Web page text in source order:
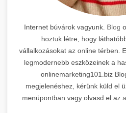
Internet búvárok vagyunk. Blog
hoztuk létre, hogy
vállalkozásokat az online térben.
legmodernebb eszközeinek a
onlinemarketing101.biz
megjelenéshez, kérünk küld el
menüpontban vagy olvasd el az